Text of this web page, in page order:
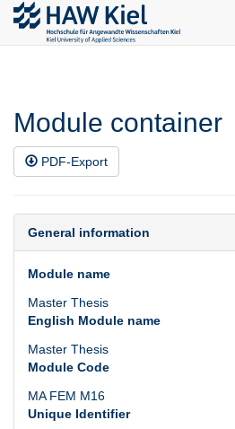
Module container
PDF-Export
General information
Module name
Master Thesis
English Module name
Master Thesis
Module Code
MA FEM M16
Unique Identifier